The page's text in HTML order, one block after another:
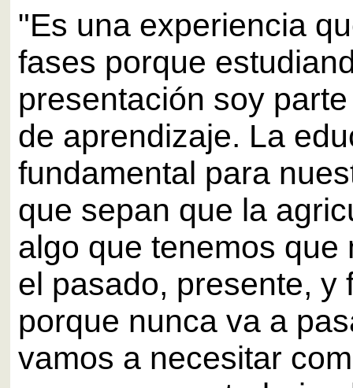
"Es una experiencia
fases porque
presentación soy
de aprendizaje. La
fundamental para
que sepan que la
algo que tenemos que
el pasado, presente, y
porque nunca va a
vamos a necesitar